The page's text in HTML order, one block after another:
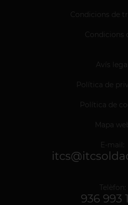
Condicions de
Condicions
Avís legal
Política de
Política de
Mapa
E-mail:
Telèfon:
936 993